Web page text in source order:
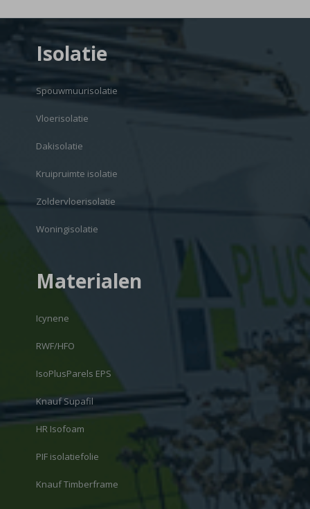
Isolatie
Spouwmuurisolatie
Vloerisolatie
Dakisolatie
Kruipruimte isolatie
Zoldervloerisolatie
Woningisolatie
Materialen
Icynene
RWF/HFO
IsoPlusParels EPS
Knauf Supafil
HR Isofoam
PIF isolatiefolie
Knauf Timberframe